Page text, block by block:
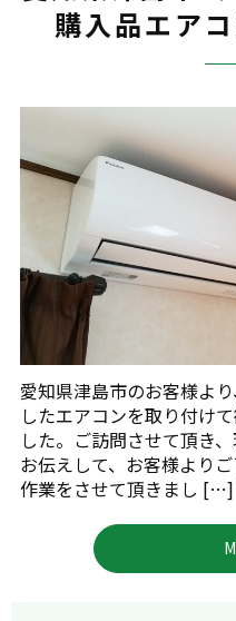
購入品エア
愛知県津島市のお客様よ
したエアコンを取り付け
した。ご訪問させて頂き
お伝えして、お客様より
作業をさせて頂きまし […]